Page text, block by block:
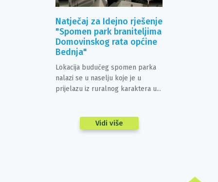
Natječaj za Idejno rješenje
"Spomen park braniteljima
Domovinskog rata općine
Bednja"
Lokacija budućeg spomen parka
nalazi se u naselju koje je u
prijelazu iz ruralnog karaktera u...
Vidi više